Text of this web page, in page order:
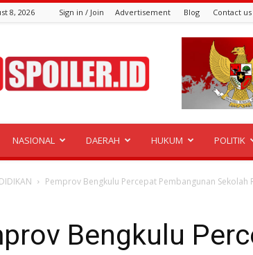
8, 2026 Sign in / Join Advertisement Blog Contact us
NASIONAL DAERAH HUKUM POLITIK
Pemprov Bengkulu Percepat Pembangunan Sekolah
Bengkulu